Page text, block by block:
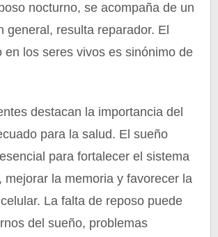
nocturno, se acompaña de un
general, resulta reparador. El
en los seres vivos es sinónimo de
destacan la importancia del
para la salud. El sueño
para fortalecer el sistema
mejorar la memoria y favorecer la
La falta de reposo puede
del sueño, problemas